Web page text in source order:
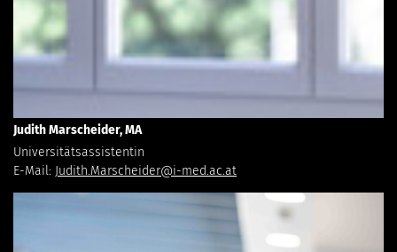
Judith Marscheider, MA
Universitätsassistentin
E-Mail: Judith.Marscheider@i-med.ac.at